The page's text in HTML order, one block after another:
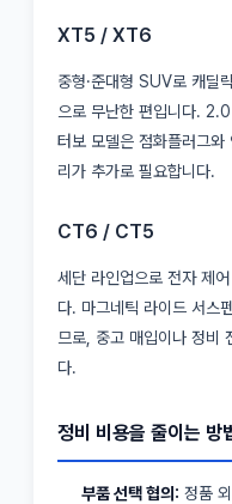
XT5 / XT6
중형·준대형 SUV로 캐딜
으로 무난한 편입니다.
터보 모델은 점화플러그
리가 추가로 필요합니다.
CT6 / CT5
세단 라인업으로 전자 제
다. 마그네틱 라이드 서스
므로, 중고 매입이나 정비
다.
정비 비용을 줄이는 방
부품 선택 협의: 정품